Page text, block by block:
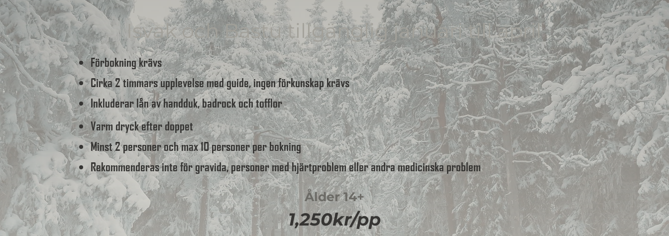
Isvak och Bastu tillgänglig januari till april
Förbokning krävs
Cirka 2 timmars upplevelse med guide, ingen förkunskap krävs
Inkluderar lån av handduk, badrock och tofflor
Varm dryck efter doppet
Minst 2 personer och max 10 personer per bokning
Rekommenderas inte för gravida, personer med hjärtproblem eller andra medicinska problem
Ålder 14+
1,250kr/pp